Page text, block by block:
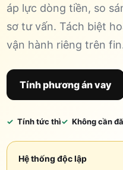
áp lực dòng tiền, so
sơ tư vấn. Tách biệt
vận hành riêng trên
Tính phương án vay
Tính tức thì Không cần
Hệ thống độc lập